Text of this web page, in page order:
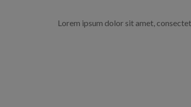
Lorem ipsum dolor sit amet,